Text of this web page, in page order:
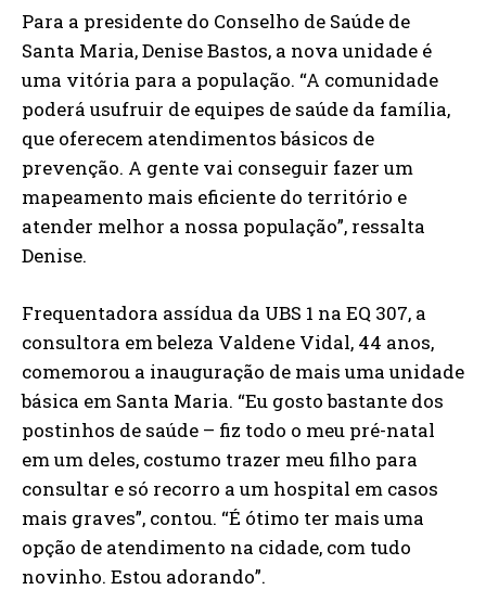
Para a presidente do Conselho de Saúde de
Santa Maria, Denise Bastos, a nova unidade é
uma vitória para a população. “A comunidade
poderá usufruir de equipes de saúde da família,
que oferecem atendimentos básicos de
prevenção. A gente vai conseguir fazer um
mapeamento mais eficiente do território e
atender melhor a nossa população”, ressalta
Denise.
Frequentadora assídua da UBS 1 na EQ 307, a
consultora em beleza Valdene Vidal, 44 anos,
comemorou a inauguração de mais uma unidade
básica em Santa Maria. “Eu gosto bastante dos
postinhos de saúde – fiz todo o meu pré-natal
em um deles, costumo trazer meu filho para
consultar e só recorro a um hospital em casos
mais graves”, contou. “É ótimo ter mais uma
opção de atendimento na cidade, com tudo
novinho. Estou adorando”.